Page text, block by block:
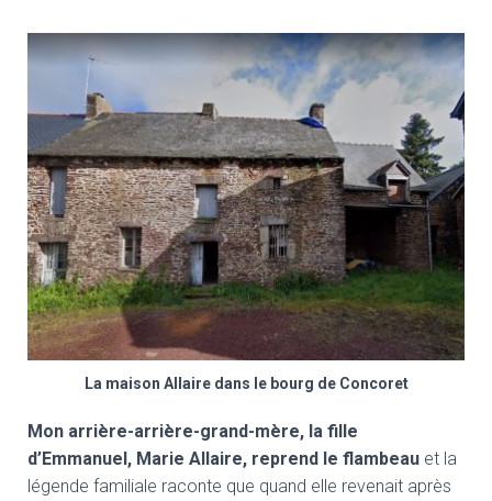
La maison Allaire dans le bourg de Concoret
Mon arrière-arrière-grand-mère, la fille
d’Emmanuel, Marie Allaire, reprend le flambeau et la
légende familiale raconte que quand elle revenait après